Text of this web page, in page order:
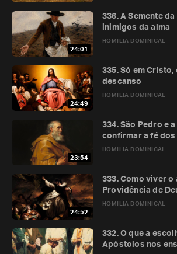
24:01
HOMILIA DOMINICAL
336. A Semente
inimigos da alma
24:49
HOMILIA DOMINICAL
335. Só em
descanso
23:54
HOMILIA DOMINICAL
334. São Pedro e
confirmar a fé dos
24:52
HOMILIA DOMINICAL
333. Como viver o
Providência de
332. O que a
Apóstolos nos